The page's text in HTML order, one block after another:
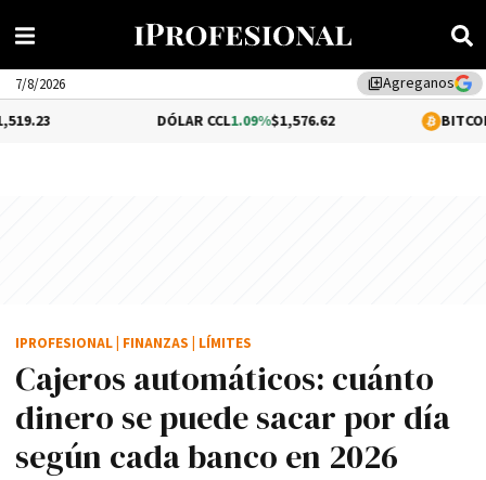
library_addAgreganos
7/8/2026
1.09%$1,576.62 0.13%
Cajeros automáticos: cuánto
dinero se puede sacar por día
según cada banco en 2026
IPROFESIONAL FINANZAS LÍMITES